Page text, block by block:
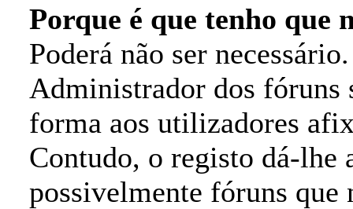
Porque é que tenho que
Poderá não ser
Administrador dos fóruns
forma aos utilizadores
Contudo, o registo dá-lhe
possivelmente fóruns que